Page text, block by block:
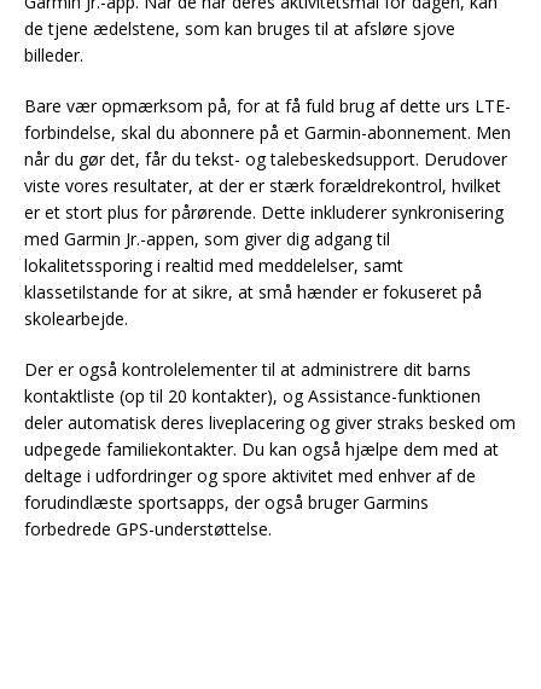
de tjene ædelstene, som kan bruges til at afsløre sjove
billeder.
Bare vær opmærksom på, for at få fuld brug af dette urs LTE-
forbindelse, skal du abonnere på et Garmin-abonnement. Men
når du gør det, får du tekst- og talebeskedsupport. Derudover
viste vores resultater, at der er stærk forældrekontrol, hvilket
er et stort plus for pårørende. Dette inkluderer synkronisering
med Garmin Jr.-appen, som giver dig adgang til
lokalitetssporing i realtid med meddelelser, samt
klassetilstande for at sikre, at små hænder er fokuseret på
skolearbejde.
Der er også kontrolelementer til at administrere dit barns
kontaktliste (op til 20 kontakter), og Assistance-funktionen
deler automatisk deres liveplacering og giver straks besked om
udpegede familiekontakter. Du kan også hjælpe dem med at
deltage i udfordringer og spore aktivitet med enhver af de
forudindlæste sportsapps, der også bruger Garmins
forbedrede GPS-understøttelse.